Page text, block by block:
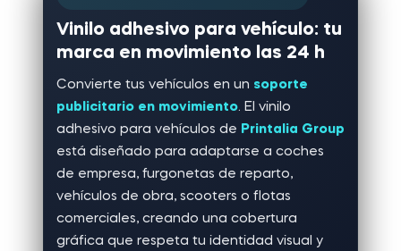
Vinilo adhesivo para vehículo: tu
marca en movimiento las 24 h
Convierte tus vehículos en un soporte
publicitario en movimiento. El vinilo
adhesivo para vehículos de Printalia Group
está diseñado para adaptarse a coches
de empresa, furgonetas de reparto,
vehículos de obra, scooters o flotas
comerciales, creando una cobertura
gráfica que respeta tu identidad visual y